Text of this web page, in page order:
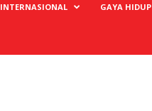
INTERNASIONAL GAYA HIDUP